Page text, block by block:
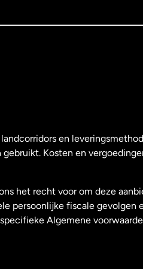
en
Kosten en
het recht voor om deze
persoonlijke fiscale gevolgen
Algemene